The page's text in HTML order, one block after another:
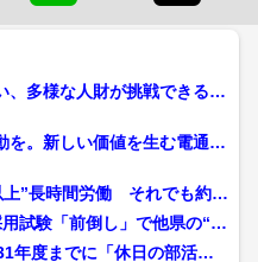
、多様な人財が挑戦できる組
を。新しい価値を生む電通の
上”長時間労働 それでも約9
試験「前倒し」で他県の“模
年度までに「休日の部活動